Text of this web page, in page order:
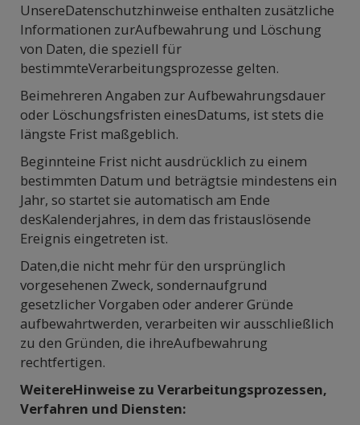
UnsereDatenschutzhinweise enthalten zusätzliche
Informationen zurAufbewahrung und Löschung
von Daten, die speziell für
bestimmteVerarbeitungsprozesse gelten.
Beimehreren Angaben zur Aufbewahrungsdauer
oder Löschungsfristen einesDatums, ist stets die
längste Frist maßgeblich.
Beginnteine Frist nicht ausdrücklich zu einem
bestimmten Datum und beträgtsie mindestens ein
Jahr, so startet sie automatisch am Ende
desKalenderjahres, in dem das fristauslösende
Ereignis eingetreten ist.
Daten,die nicht mehr für den ursprünglich
vorgesehenen Zweck, sondernaufgrund
gesetzlicher Vorgaben oder anderer Gründe
aufbewahrtwerden, verarbeiten wir ausschließlich
zu den Gründen, die ihreAufbewahrung
rechtfertigen.
WeitereHinweise zu Verarbeitungsprozessen,
Verfahren und Diensten: